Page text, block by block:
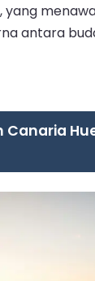
yang
antara
Canaria